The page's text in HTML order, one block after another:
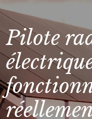
Pilote